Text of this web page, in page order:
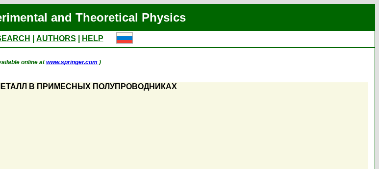
and Theoretical Physics
AUTHORS
HELP
online atwww.springer.com )
В ПРИМЕСНЫХ ПОЛУПРОВОДНИКАХ